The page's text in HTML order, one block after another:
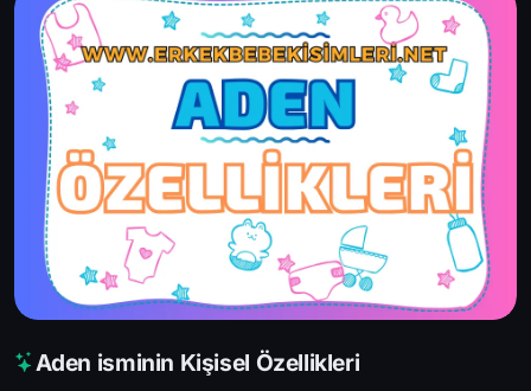
Aden isminin Kişisel Özellikleri